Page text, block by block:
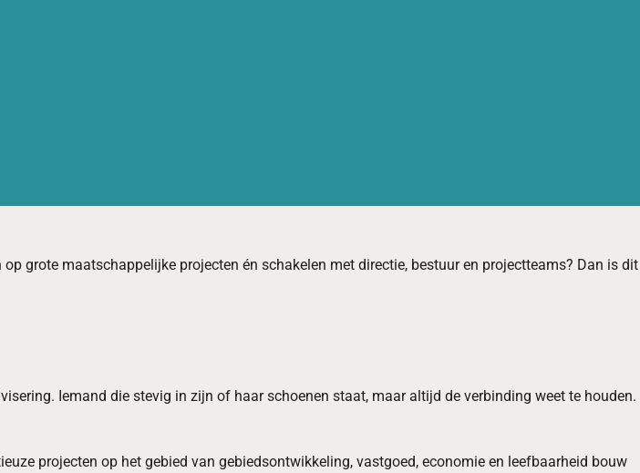
grote maatschappelijke projecten én schakelen met directie, bestuur en projectteams? Dan is dit
Iemand die stevig in zijn of haar schoenen staat, maar altijd de verbinding weet te houden.
projecten op het gebied van gebiedsontwikkeling, vastgoed, economie en leefbaarheid bouw